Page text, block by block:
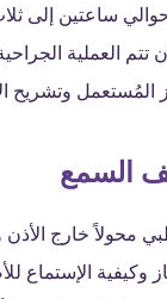
ساعتين إلى
العملية
وتشريح
السمع
محولاً خارج
وكيفية الإستماع